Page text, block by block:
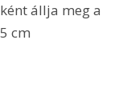
állja meg a
cm